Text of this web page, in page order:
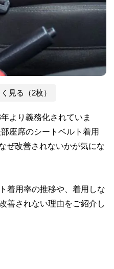
見る（2枚）
より義務化されていま
座席のシートベルト着用
ぜ改善されないかが気にな
着用率の推移や、着用しな
善されない理由をご紹介し